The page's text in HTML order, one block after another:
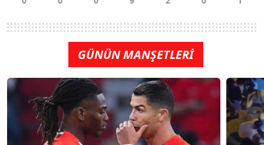
GÜNÜN MANŞETLERİ